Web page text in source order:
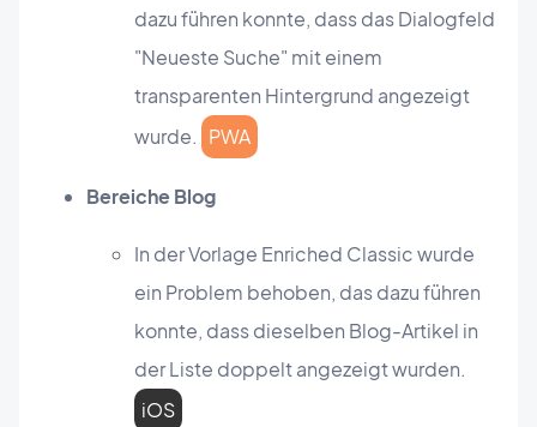
dazu führen konnte, dass das Dialogfeld
"Neueste Suche" mit einem
transparenten Hintergrund angezeigt
wurde. PWA
Bereiche Blog
In der Vorlage Enriched Classic wurde
ein Problem behoben, das dazu führen
konnte, dass dieselben Blog-Artikel in
der Liste doppelt angezeigt wurden.
iOS